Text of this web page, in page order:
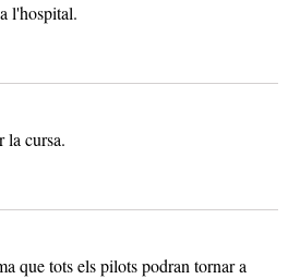
l'hospital.
la cursa.
que tots els pilots podran tornar a